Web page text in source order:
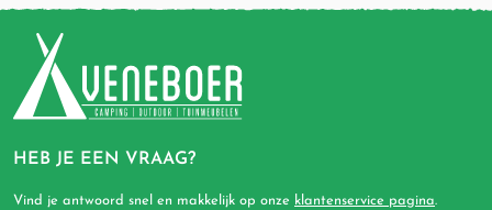
HEB JE EEN VRAAG?
Vind je antwoord snel en makkelijk op onze klantenservice pagina.